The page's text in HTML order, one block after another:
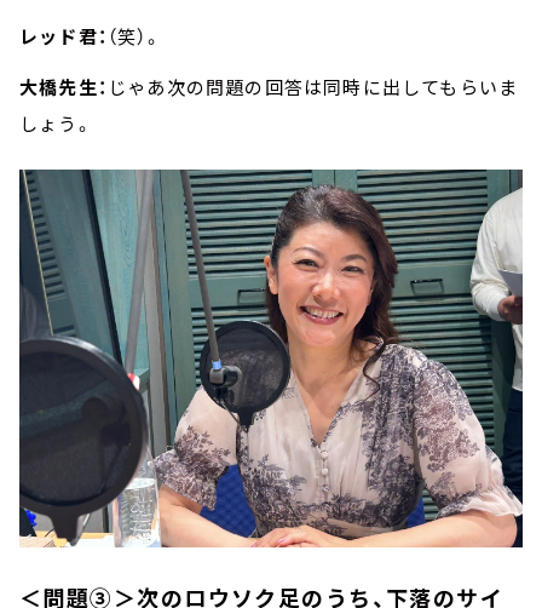
レッド君： （笑）。
大橋先生： じゃあ次の問題の回答は同時に出してもらいま
しょう。
＜問題③＞次のロウソク足のうち、下落のサイ